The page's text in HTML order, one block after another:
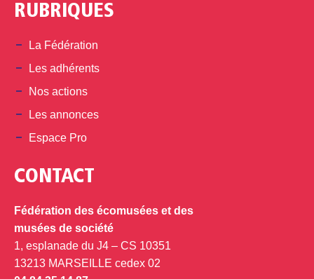
RUBRIQUES
La Fédération
Les adhérents
Nos actions
Les annonces
Espace Pro
CONTACT
Fédération des écomusées et des
musées de société
1, esplanade du J4 – CS 10351
13213 MARSEILLE cedex 02